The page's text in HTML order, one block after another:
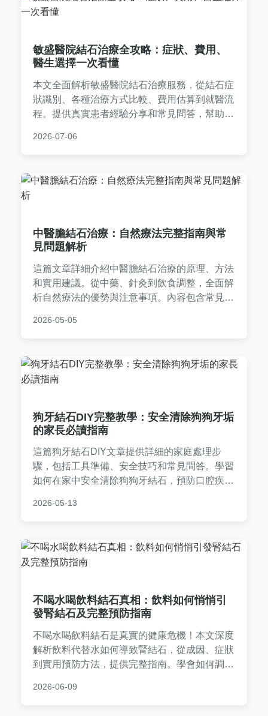
敏盛醫院結石治療全攻略：症狀、費用、
醫生選擇一次看懂
本文全面解析敏盛醫院結石治療服務，從結石症
狀識別、各種治療方式比較、費用估算到就醫流
程。提供真實患者經驗分享和常見問答，幫助您
都能找到實用資訊，解決您對敏盛醫院結石治療
2026-07-06
中醫膽結石治療：自然療法完整指南與常
見問題解析
這篇文章詳細介紹中醫膽結石治療的原理、方法
和實用建議。從中藥、針灸到飲食調整，全面解
析自然療法的優勢與注意事項。內容包含常見問
如何透過中醫溫和處理膽結石，避免手術風險。
2026-05-05
狗牙結石DIY完整教學：安全清除狗狗牙垢
的家長必讀指南
這篇狗牙結石DIY文章提供詳細的家庭處理步
驟，包括工具準備、安全技巧和常見問答。學習
如何在家中安全清除狗狗牙結石，預防口腔疾
析、個人經驗分享，幫助你做出明智決策。
2026-05-13
不喝水喝飲料結石真相：飲料如何悄悄引
發腎結石及完整預防指南
不喝水喝飲料結石是真實的健康危機！本文深度
解析飲料代替水如何導致腎結石，從成因、症狀
到實用預防方法，提供完整指南。學會如何調整
人閱讀。
2026-06-09